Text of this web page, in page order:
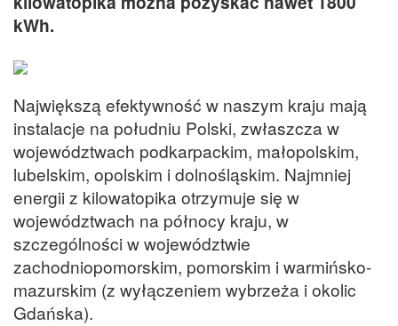
kWh.
Największą efektywność w naszym kraju mają
instalacje na południu Polski, zwłaszcza w
województwach podkarpackim, małopolskim,
lubelskim, opolskim i dolnośląskim. Najmniej
energii z kilowatopika otrzymuje się w
województwach na północy kraju, w
szczególności w województwie
zachodniopomorskim, pomorskim i warmińsko-
mazurskim (z wyłączeniem wybrzeża i okolic
Gdańska).